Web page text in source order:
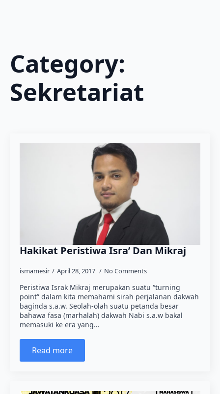
Category:
Sekretariat
Hakikat Peristiwa Isra’ Dan Mikraj
ismamesir April 28, 2017 No Comments
Peristiwa Israk Mikraj merupakan suatu “turning
point” dalam kita memahami sirah perjalanan dakwah
baginda s.a.w. Seolah-olah suatu petanda besar
bahawa fasa (marhalah) dakwah Nabi s.a.w bakal
memasuki ke era yang…
Read more